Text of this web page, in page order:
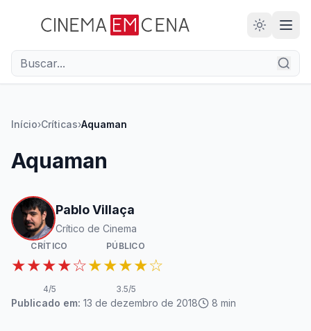
Início›Críticas›Aquaman
Aquaman
Pablo Villaça
Crítico de Cinema
CRÍTICO
★★★★☆
4/5
PÚBLICO
★★★★☆
3.5/5
Publicado em: 13 de dezembro de 2018 8 min